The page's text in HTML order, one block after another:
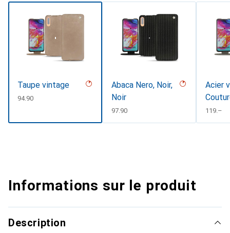
Taupe vintage
CHF
94.90
Abaca Nero, Noir,
Noir
CHF
97.90
Acier
CHF
119.–
Informations sur le produit
Description